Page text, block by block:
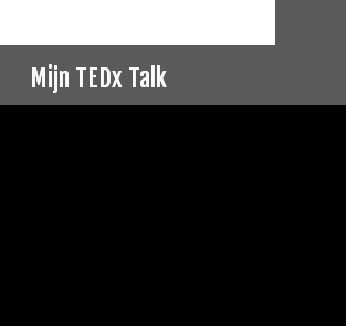
Mijn TEDx Talk